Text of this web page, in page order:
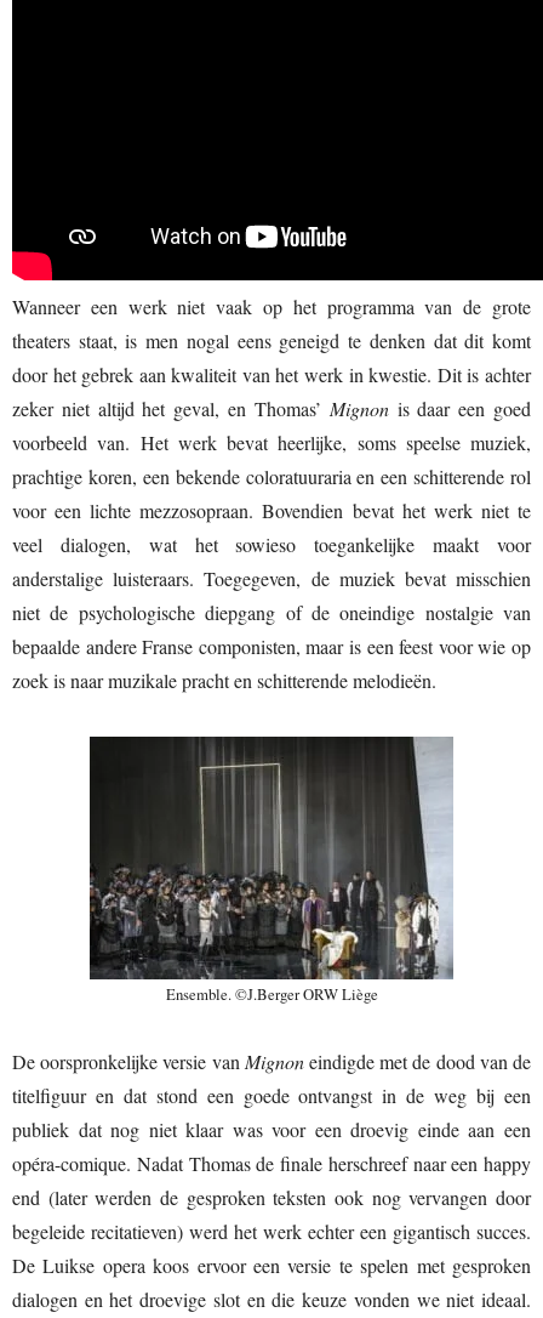
Wanneer een werk niet vaak op het programma van de grote
theaters staat, is men nogal eens geneigd te denken dat dit komt
door het gebrek aan kwaliteit van het werk in kwestie. Dit is achter
zeker niet altijd het geval, en Thomas’ Mignonis daar een goed
voorbeeld van. Het werk bevat heerlijke, soms speelse muziek,
prachtige koren, een bekende coloratuuraria en een schitterende rol
voor een lichte mezzosopraan. Bovendien bevat het werk niet te
veel dialogen, wat het sowieso toegankelijke maakt voor
anderstalige luisteraars. Toegegeven, de muziek bevat misschien
niet de psychologische diepgang of de oneindige nostalgie van
bepaalde andere Franse componisten, maar is een feest voor wie op
zoek is naar muzikale pracht en schitterende melodieën.
Ensemble. ©J.Berger ORW Liège
De oorspronkelijke versie van Mignoneindigde met de dood van de
titelfiguur en dat stond een goede ontvangst in de weg bij een
publiek dat nog niet klaar was voor een droevig einde aan een
opéra-comique. Nadat Thomas de finale herschreef naar een happy
end (later werden de gesproken teksten ook nog vervangen door
begeleide recitatieven) werd het werk echter een gigantisch succes.
De Luikse opera koos ervoor een versie te spelen met gesproken
dialogen en het droevige slot en die keuze vonden we niet ideaal.